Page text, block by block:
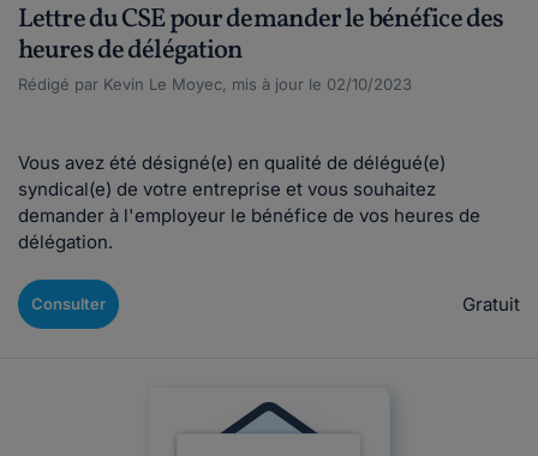
Lettre du CSE pour demander le bénéfice des
heures de délégation
Rédigé par Kevin Le Moyec, mis à jour le 02/10/2023
Vous avez été désigné(e) en qualité de délégué(e)
syndical(e) de votre entreprise et vous souhaitez
demander à l'employeur le bénéfice de vos heures de
délégation.
Consulter Gratuit